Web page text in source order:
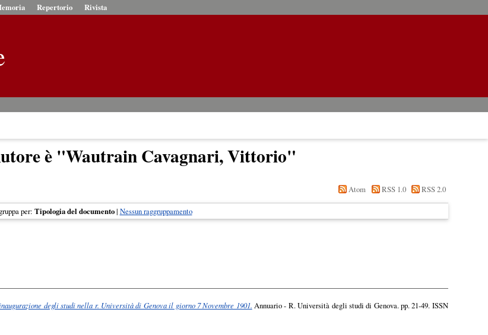
Repertorio Rivista
è "Wautrain Cavagnari, Vittorio"
Atom RSS 1.0 RSS 2.0
per: Tipologia del documento| Nessun raggruppamento
degli studi nella r. Università di Genova il giorno 7 Novembre 1901. Annuario - R. Università degli studi di Genova. pp. 21-49. ISSN